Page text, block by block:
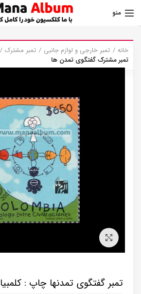
منو
.
خانه تمبر خارجی و لوازم جانبی
تمبر مشترک
تمبر مشترک گفتگوی تمدن ها
تمبر گفتگوی تمدنها چاپ : کلمبیا